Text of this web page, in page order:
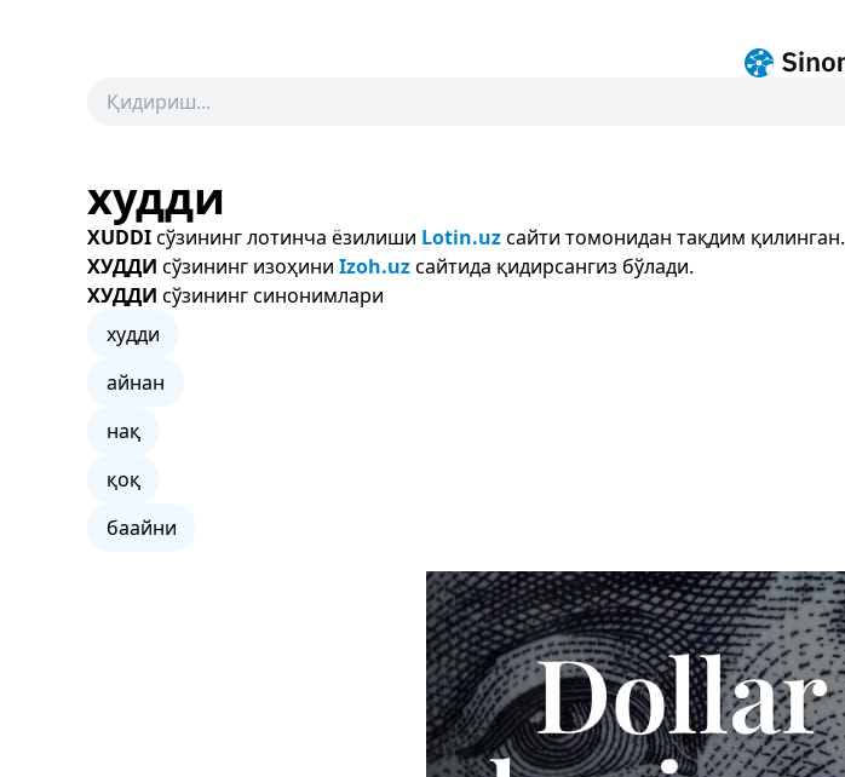
худди
XUDDIсўзининг лотинча ёзилиши Lotin.uzсайти томонидан тақдим қилинган.
ХУДДИ сўзининг изоҳини Izoh.uzсайтида қидирсангиз бўлади.
ХУДДИ сўзининг синонимлари
худди
айнан
нақ
қоқ
баайни